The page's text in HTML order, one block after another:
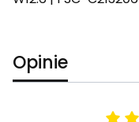
Opinie